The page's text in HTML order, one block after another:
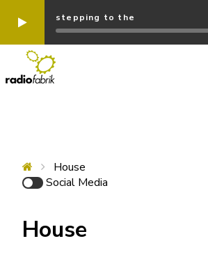
stepping to the
House
Social Media
House